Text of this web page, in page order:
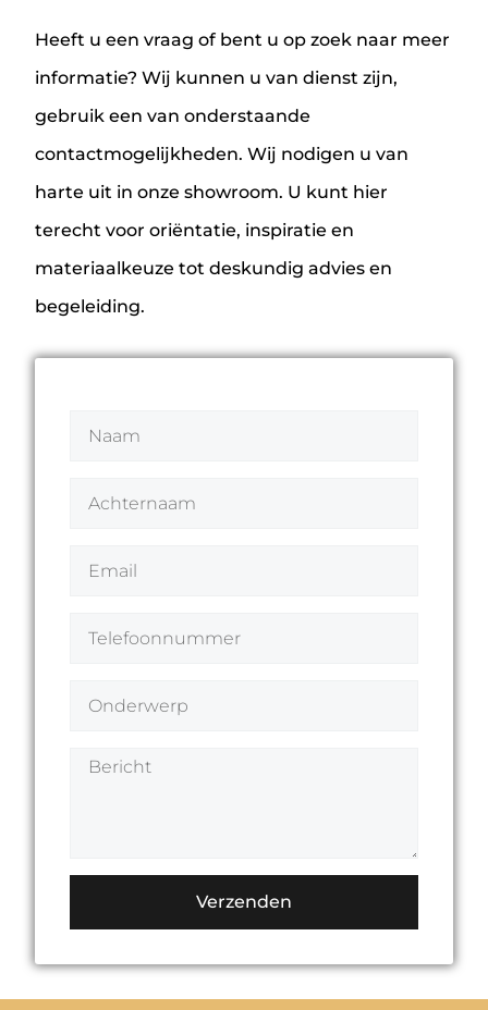
Heeft u een vraag of bent u op zoek naar meer
informatie? Wij kunnen u van dienst zijn,
gebruik een van onderstaande
contactmogelijkheden. Wij nodigen u van
harte uit in onze showroom. U kunt hier
terecht voor oriëntatie, inspiratie en
materiaalkeuze tot deskundig advies en
begeleiding.
Verzenden